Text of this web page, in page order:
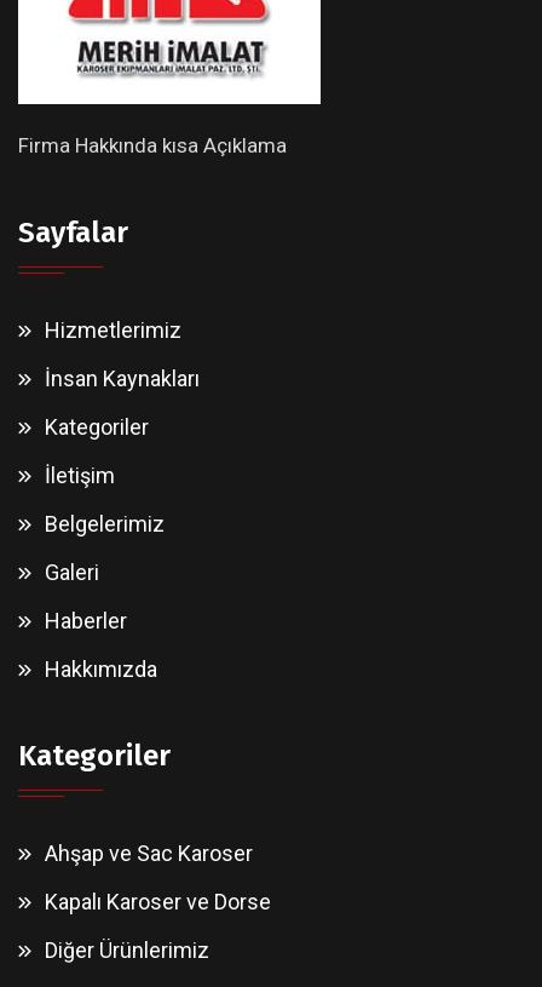
Firma Hakkında kısa Açıklama
Sayfalar
Hizmetlerimiz
İnsan Kaynakları
Kategoriler
İletişim
Belgelerimiz
Galeri
Haberler
Hakkımızda
Kategoriler
Ahşap ve Sac Karoser
Kapalı Karoser ve Dorse
Diğer Ürünlerimiz